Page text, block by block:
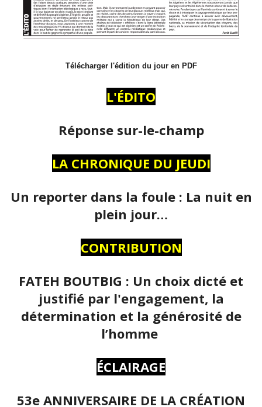
Télécharger l'édition du jour en PDF
L'ÉDITO
Réponse sur-le-champ
LA CHRONIQUE DU JEUDI
Un reporter dans la foule : La nuit en
plein jour…
CONTRIBUTION
FATEH BOUTBIG : Un choix dicté et
justifié par l'engagement, la
détermination et la générosité de
l’homme
ÉCLAIRAGE
53e ANNIVERSAIRE DE LA CRÉATION